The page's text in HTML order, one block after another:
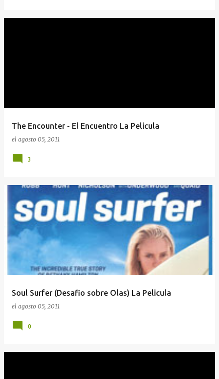
The Encounter - El Encuentro La Pelicula
el agosto 05, 2011
3
Soul Surfer (Desafio sobre Olas) La Pelicula
el agosto 05, 2011
0